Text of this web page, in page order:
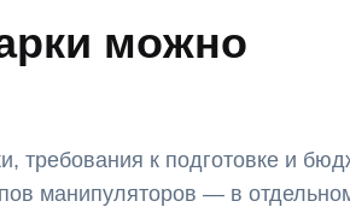
можно
требования к подготовке и
манипуляторов — в